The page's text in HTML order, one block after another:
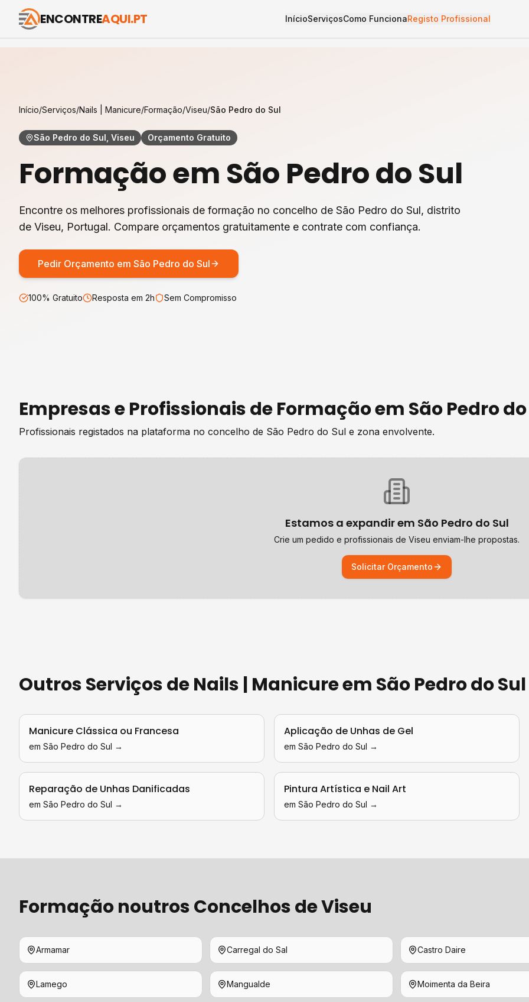
ENCONTREAQUI.PT InícioServiçosComo FuncionaRegisto Profissional
Início/Serviços/Nails | Manicure/Formação/Viseu/São Pedro do Sul
São Pedro do Sul, Viseu Orçamento Gratuito
Formaçãoem São Pedro do Sul
Encontre os melhores profissionais de formação no concelho de São Pedro do Sul, distrito
de Viseu, Portugal. Compare orçamentos gratuitamente e contrate com confiança.
Pedir Orçamento em São Pedro do Sul
100% Gratuito Resposta em 2h Sem Compromisso
Empresas e Profissionais deFormaçãoem São Pedro
Profissionais registados na plataforma no concelho de São Pedro do Sul e zona envolvente.
Estamos a expandir em São Pedro do Sul
Crie um pedido e profissionais de Viseu enviam-lhe propostas.
Solicitar Orçamento
Outros Serviços deNails | Manicureem São Pedro do Sul
Manicure Clássica ou Francesa
em São Pedro do Sul →
Aplicação de Unhas de Gel
em São Pedro do Sul →
Reparação de Unhas Danificadas
em São Pedro do Sul →
Pintura Artística e Nail Art
em São Pedro do Sul →
Formaçãonoutros Concelhos deViseu
Armamar Carregal do Sal Castro Daire
Lamego Mangualde Moimenta da Beira